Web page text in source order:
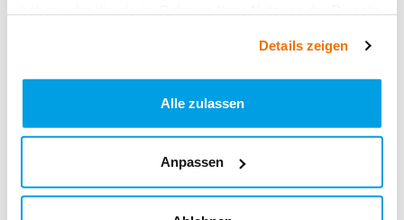
Details zeigen
Alle zulassen
Anpassen